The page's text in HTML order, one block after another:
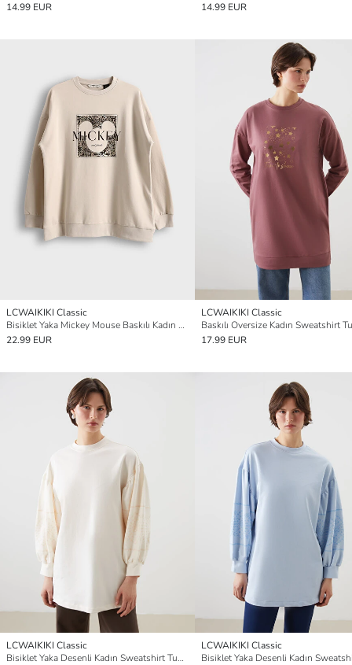
14.99 EUR
14.99 EUR
LCWAIKIKI Classic
Bisiklet Yaka Mickey Mouse Baskılı Kadın Sweatshirt Tunik
22.99 EUR
LCWAIKIKI Classic
Baskılı Oversize Kadın Sweatshirt
17.99 EUR
LCWAIKIKI Classic
Bisiklet Yaka Desenli Kadın Sweatshirt Tunik
LCWAIKIKI Classic